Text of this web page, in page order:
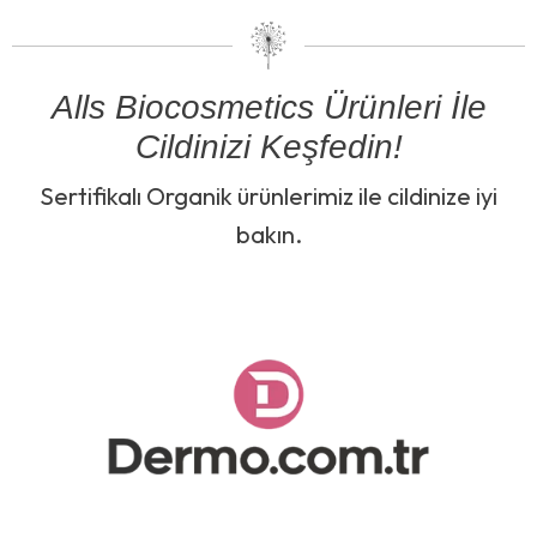
Alls Biocosmetics Ürünleri İle
Cildinizi Keşfedin!
Sertifikalı Organik ürünlerimiz ile cildinize iyi
bakın.